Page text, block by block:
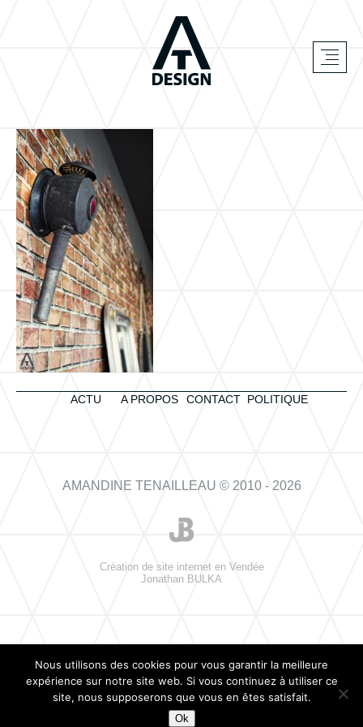
ACTU A PROPOS CONTACT POLITIQUE
AMANDINE TENAILLEAU © 2010 - 2026
Création de site internet en Vendée
Jonathan BULKA
Nous utilisons des cookies pour vous garantir la meilleure
expérience sur notre site web. Si vous continuez à utiliser ce
site, nous supposerons que vous en êtes satisfait.
Ok